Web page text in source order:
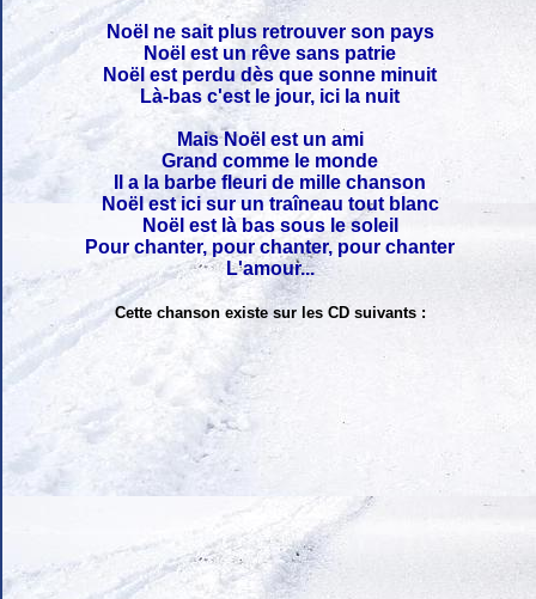
Noël ne sait plus retrouver son pays
Noël est un rêve sans patrie
Noël est perdu dès que sonne minuit
Là-bas c'est le jour, ici la nuit
Mais Noël est un ami
Grand comme le monde
Il a la barbe fleuri de mille chanson
Noël est ici sur un traîneau tout blanc
Noël est là bas sous le soleil
Pour chanter, pour chanter, pour chanter
L'amour...
Cette chanson existe sur les CD suivants :